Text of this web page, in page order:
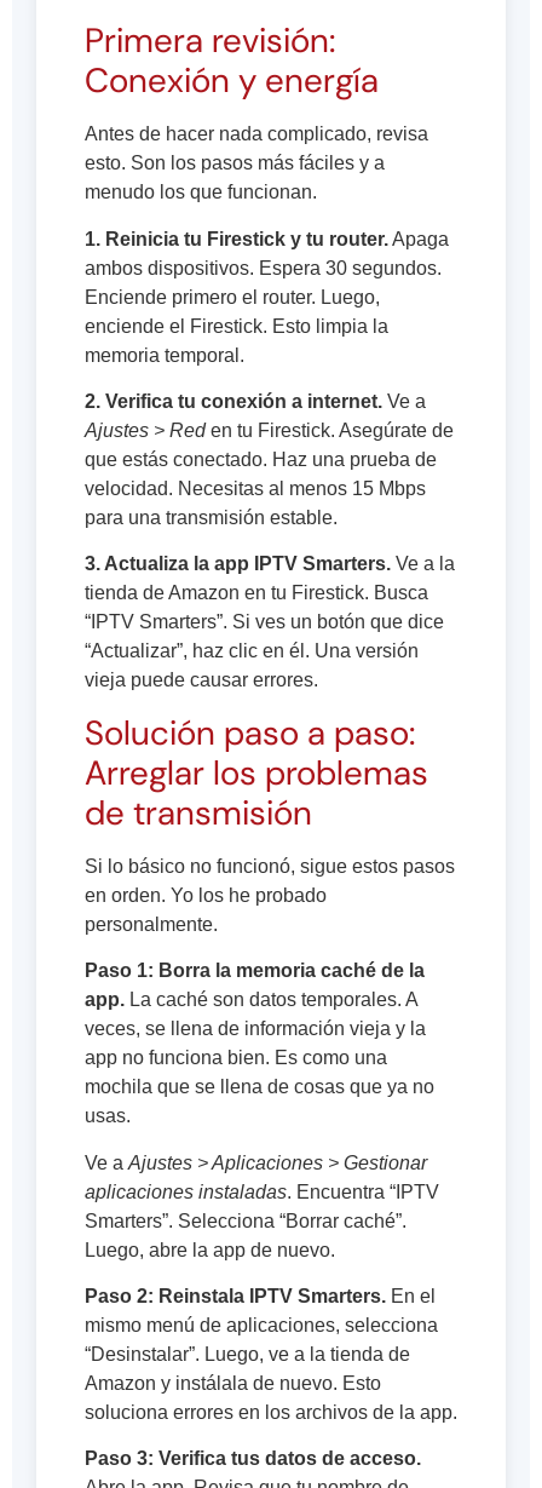
Primera revisión:
Conexión y energía
Antes de hacer nada complicado, revisa
esto. Son los pasos más fáciles y a
menudo los que funcionan.
1. Reinicia tu Firestick y tu router.Apaga
ambos dispositivos. Espera 30 segundos.
Enciende primero el router. Luego,
enciende el Firestick. Esto limpia la
memoria temporal.
2. Verifica tu conexión a internet. Ve a
Ajustes > Reden tu Firestick. Asegúrate de
que estás conectado. Haz una prueba de
velocidad. Necesitas al menos 15 Mbps
para una transmisión estable.
3. Actualiza la app IPTV Smarters. Ve a la
tienda de Amazon en tu Firestick. Busca
“IPTV Smarters”. Si ves un botón que dice
“Actualizar”, haz clic en él. Una versión
vieja puede causar errores.
Solución paso a paso:
Arreglar los problemas
de transmisión
Si lo básico no funcionó, sigue estos pasos
en orden. Yo los he probado
personalmente.
Paso 1: Borra la memoria caché de la
app. La caché son datos temporales. A
veces, se llena de información vieja y la
app no funciona bien. Es como una
mochila que se llena de cosas que ya no
usas.
Ve a Ajustes > Aplicaciones > Gestionar
aplicaciones instaladas. Encuentra “IPTV
Smarters”. Selecciona “Borrar caché”.
Luego, abre la app de nuevo.
Paso 2: Reinstala IPTV Smarters. En el
mismo menú de aplicaciones, selecciona
“Desinstalar”. Luego, ve a la tienda de
Amazon y instálala de nuevo. Esto
soluciona errores en los archivos de la app.
Paso 3: Verifica tus datos de acceso.